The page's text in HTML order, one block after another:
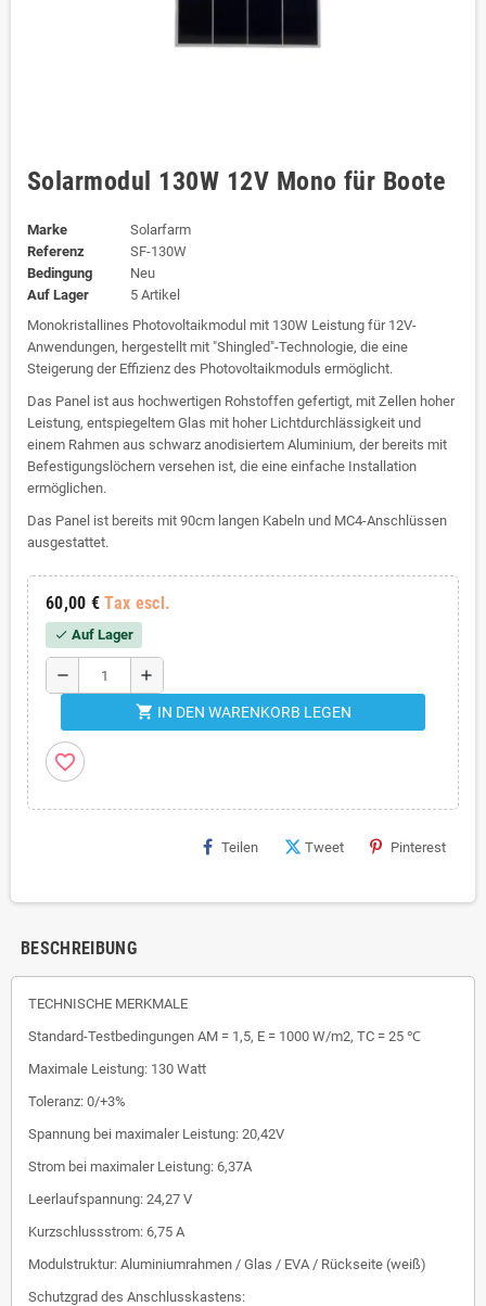
Solarmodul 130W 12V Mono für Boote
Marke
Solarfarm
Referenz
SF-130W
Bedingung
Neu
Auf Lager
5 Artikel
Monokristallines Photovoltaikmodul mit 130W Leistung für 12V-
Anwendungen, hergestellt mit "Shingled"-Technologie, die eine
Steigerung der Effizienz des Photovoltaikmoduls ermöglicht.
Das Panel ist aus hochwertigen Rohstoffen gefertigt, mit Zellen hoher
Leistung, entspiegeltem Glas mit hoher Lichtdurchlässigkeit und
einem Rahmen aus schwarz anodisiertem Aluminium, der bereits mit
Befestigungslöchern versehen ist, die eine einfache Installation
ermöglichen.
Das Panel ist bereits mit 90cm langen Kabeln und MC4-Anschlüssen
ausgestattet.
60,00 € Tax escl.
check Auf Lager
remove add
shopping_cart IN DEN WARENKORB LEGEN
favorite_border
Teilen Tweet Pinterest
BESCHREIBUNG
TECHNISCHE MERKMALE
Standard-Testbedingungen AM = 1,5, E = 1000 W/m2, TC = 25 ℃
Maximale Leistung: 130 Watt
Toleranz: 0/+3%
Spannung bei maximaler Leistung: 20,42V
Strom bei maximaler Leistung: 6,37A
Leerlaufspannung: 24,27 V
Kurzschlussstrom: 6,75 A
Modulstruktur: Aluminiumrahmen / Glas / EVA / Rückseite (weiß)
Schutzgrad des Anschlusskastens: